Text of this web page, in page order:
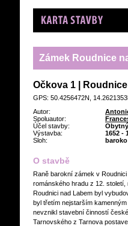
Karta stavby
Zámek Roudnice
Očkova 1 |
GPS: 50.4256472N,
Autor:
Spoluautor:
Účel stavby:
Výstavba:
1652 -
Sloh:
baroko
O stavbě
Raně barokní zámek v
románského hradu z 12.
Roudnici nad Labem byl
byl třetím nejstarším
nevznikl stavební činností
Tarnovského z Tarnova